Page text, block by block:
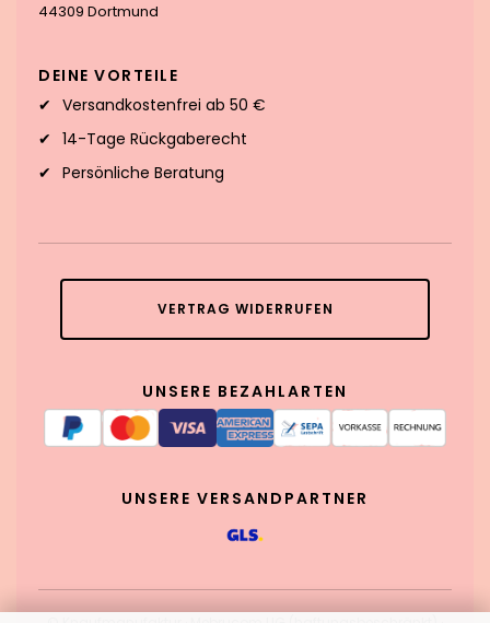
44309 Dortmund
DEINE VORTEILE
Versandkostenfrei ab 50 €
14-Tage Rückgaberecht
Persönliche Beratung
VERTRAG WIDERRUFEN
UNSERE BEZAHLARTEN
UNSERE VERSANDPARTNER